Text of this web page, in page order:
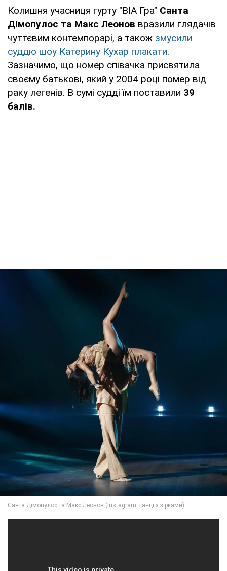
Колишня учасниця гурту "ВІА Гра" Санта
Дімопулос та Макс Леонов вразили глядачів
чуттєвим контемпорарі, а також змусили
суддю шоу Катерину Кухар плакати.
Зазначимо, що номер співачка присвятила
своєму батькові, який у 2004 році помер від
раку легенів. В сумі судді їм поставили 39
балів.